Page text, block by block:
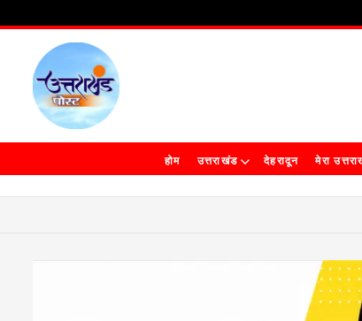
होम उत्तराखंड देहरादून मेरा